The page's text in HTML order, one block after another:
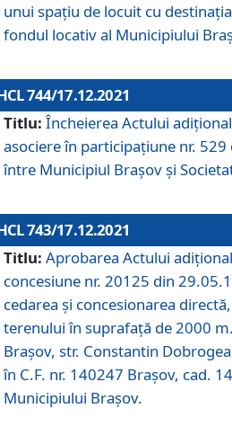
unui spațiu de locuit cu
fondul locativ al Municipiului
744/17.12.2021
Titlu: Încheierea Actului
asociere în participațiune nr.
între Municipiul Brașov și
743/17.12.2021
Titlu: Aprobarea Actului
concesiune nr. 20125 din
cedarea și concesionarea
terenului în suprafață de 2000
Brașov, str. Constantin
în C.F. nr. 140247 Brașov, cad.
Municipiului Brașov.